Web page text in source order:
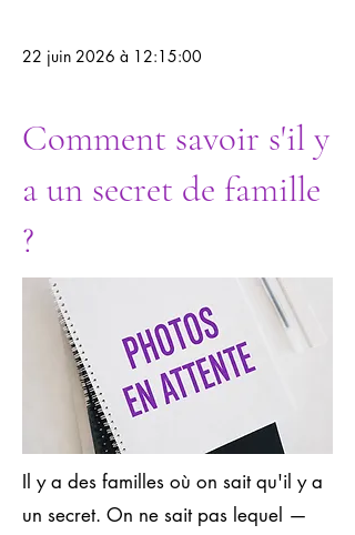
22 juin 2026 à 12:15:00
Comment savoir s'il y
a un secret de famille
?
Il y a des familles où on sait qu'il y a
un secret. On ne sait pas lequel —